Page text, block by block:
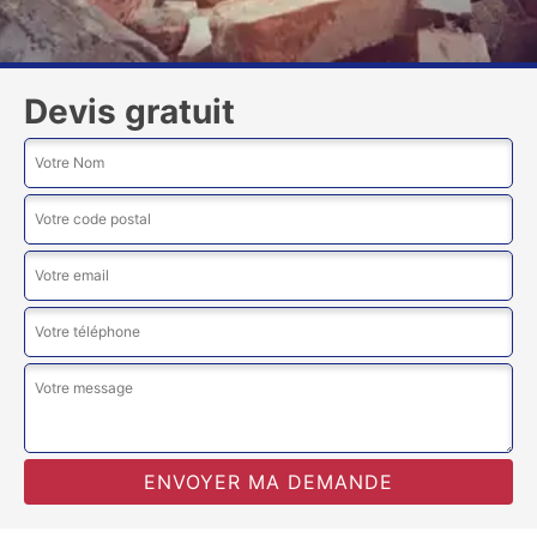
Devis gratuit